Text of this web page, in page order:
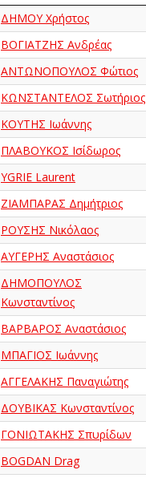
ΔΗΜΟΥ Χρήστος
ΒΟΓΙΑΤΖΗΣ Ανδρέας
ΑΝΤΩΝΟΠΟΥΛΟΣ Φώτιος
ΚΩΝΣΤΑΝΤΕΛΟΣ Σωτήριος
ΚΟΥΤΗΣ Ιωάννης
ΠΛΑΒΟΥΚΟΣ Ισίδωρος
YGRIE Laurent
ΖΙΑΜΠΑΡΑΣ Δημήτριος
ΡΟΥΣΗΣ Νικόλαος
ΑΥΓΕΡΗΣ Αναστάσιος
ΔΗΜΟΠΟΥΛΟΣ
Κωνσταντίνος
ΒΑΡΒΑΡΟΣ Αναστάσιος
ΜΠΑΓΙΟΣ Ιωάννης
ΑΓΓΕΛΑΚΗΣ Παναγιώτης
ΔΟΥΒΙΚΑΣ Κωνσταντίνος
ΓΟΝΙΩΤΑΚΗΣ Σπυρίδων
BOGDAN Drag